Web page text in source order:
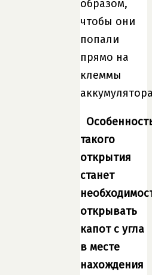
образом,
чтобы они
попали
прямо на
клеммы
такого
открытия
станет
открывать
капот с угла
в месте
нахождения